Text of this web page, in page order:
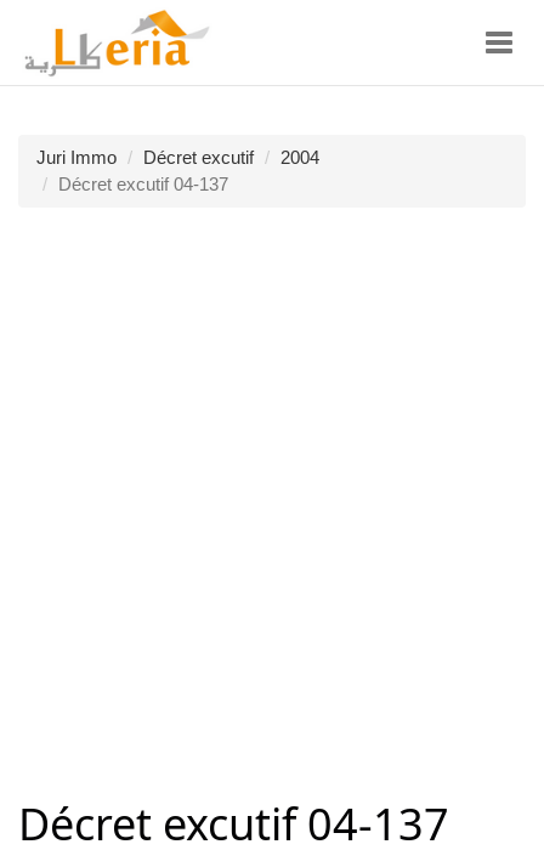
Juri Immo Décret excutif
2004
Décret excutif 04-137
Décret excutif 04-137